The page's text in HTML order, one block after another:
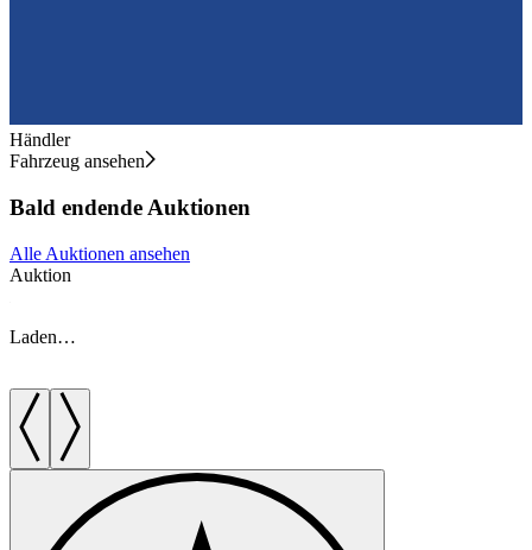
Händler
Fahrzeug ansehen
Bald endende Auktionen
Alle Auktionen ansehen
Auktion
Laden…